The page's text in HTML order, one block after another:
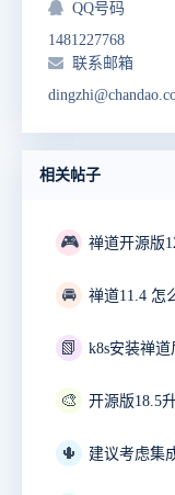
QQ号码
1481227768
联系邮箱
相关帖子
🎮 禅道开源版
🚘 禅道11.4 怎
📗 k8s安装禅
🎨 开源版18.5
🌵 建议考虑集